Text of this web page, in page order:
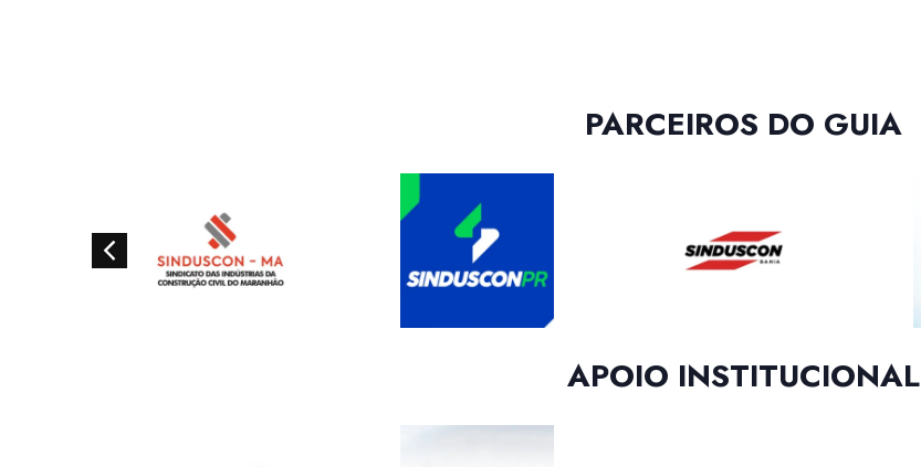
PARCEIROS DO GUIA
APOIO INSTITUCIONAL